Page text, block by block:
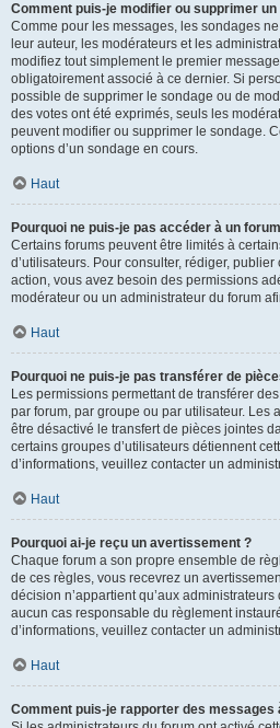
Comment puis-je modifier ou supprimer un
Comme pour les messages, les sondages
leur auteur, les modérateurs et les
modifiez tout simplement le premier
obligatoirement associé à ce dernier. Si
possible de supprimer le sondage ou de
des votes ont été exprimés, seuls les
peuvent modifier ou supprimer le sondage.
options d’un sondage en cours.
Haut
Pourquoi ne puis-je pas accéder à un
Certains forums peuvent être limités à
d’utilisateurs. Pour consulter, rédiger,
action, vous avez besoin des permissions
modérateur ou un administrateur du forum
Haut
Pourquoi ne puis-je pas transférer de
Les permissions permettant de transférer
par forum, par groupe ou par utilisateur. Les
être désactivé le transfert de pièces jointes
certains groupes d’utilisateurs détiennent
d’informations, veuillez contacter un
Haut
Pourquoi ai-je reçu un avertissement ?
Chaque forum a son propre ensemble de
de ces règles, vous recevrez un
décision n’appartient qu’aux
aucun cas responsable du règlement
d’informations, veuillez contacter un
Haut
Comment puis-je rapporter des messages